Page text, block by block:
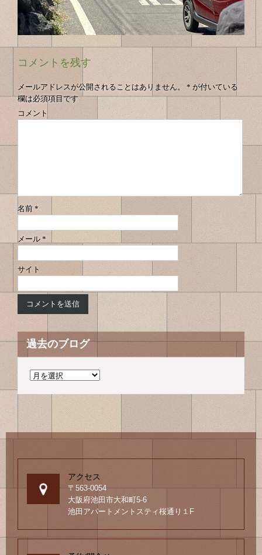
コメントを残す
メールアドレスが公開されることはありません。 *が付いている
欄は必須項目です
コメント
名前 *
メール *
サイト
過去のブログ
過
の
ロ
グ
アクセス
〒563-0054
大阪府池田市大和町5-6
池田アパートメントスティ桜通り１F